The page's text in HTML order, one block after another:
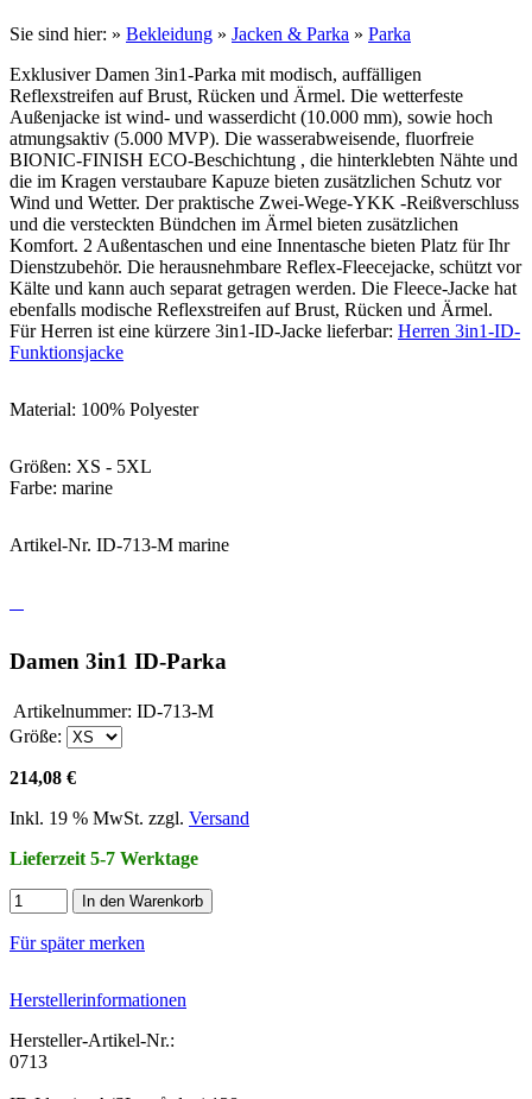
Sie sind hier: » Bekleidung » Jacken & Parka » Parka
Exklusiver Damen 3in1-Parka mit modisch, auffälligen
Reflexstreifen auf Brust, Rücken und Ärmel. Die wetterfeste
Außenjacke ist wind- und wasserdicht (10.000 mm), sowie hoch
atmungsaktiv (5.000 MVP). Die wasserabweisende, fluorfreie
BIONIC-FINISH ECO-Beschichtung , die hinterklebten Nähte und
die im Kragen verstaubare Kapuze bieten zusätzlichen Schutz vor
Wind und Wetter. Der praktische Zwei-Wege-YKK -Reißverschluss
und die versteckten Bündchen im Ärmel bieten zusätzlichen
Komfort. 2 Außentaschen und eine Innentasche bieten Platz für Ihr
Dienstzubehör. Die herausnehmbare Reflex-Fleecejacke, schützt vor
Kälte und kann auch separat getragen werden. Die Fleece-Jacke hat
ebenfalls modische Reflexstreifen auf Brust, Rücken und Ärmel.
Für Herren ist eine kürzere 3in1-ID-Jacke lieferbar: Herren 3in1-ID-
Funktionsjacke
Material: 100% Polyester
Größen: XS - 5XL
Farbe: marine
Artikel-Nr. ID-713-M marine
Damen 3in1 ID-Parka
Artikelnummer: ID-713-M
Größe:
214,08 €
Inkl. 19 % MwSt. zzgl. Versand
Lieferzeit 5-7 Werktage
In den Warenkorb
Für später merken
Herstellerinformationen
Hersteller-Artikel-Nr.:
0713